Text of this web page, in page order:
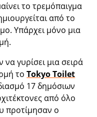
το τρεμόπαιγμα
από το
Υπάρχει μόνο μια
γυρίσει μια σειρά
τοTokyo Toilet
17 δημόσιων
από όλο
προτίμησαν ο